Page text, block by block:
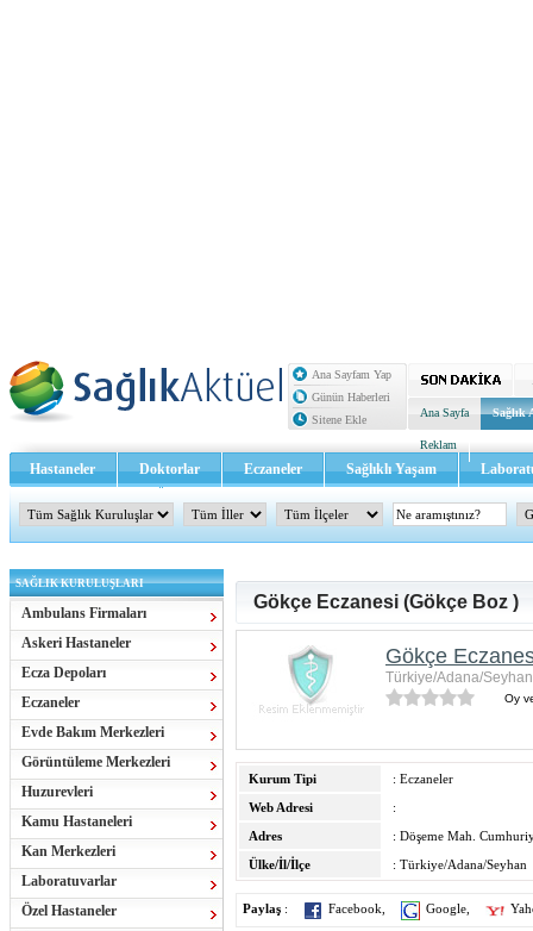
Ana Sayfam Yap
Günün Haberleri
Sitene Ekle
Ana Sayfa Sağlık
Reklam
Hastaneler Doktorlar Eczaneler Sağlıklı Yaşam
Sağlık TV - Video İletişim
SAĞLIK KURULUŞLARI
Ambulans Firmaları
Askeri Hastaneler
Ecza Depoları
Eczaneler
Evde Bakım Merkezleri
Görüntüleme Merkezleri
Huzurevleri
Kamu Hastaneleri
Kan Merkezleri
Laboratuvarlar
Özel Hastaneler
Gökçe Eczanesi (Gökçe Boz )
Gökçe
Türkiye/Adana/Seyhan
Oy
Kurum Tipi
: Eczaneler
Web Adresi
:
Adres
: Döşeme Mah.
Ülke/İl/İlçe
: Türkiye/Adana/Seyhan
Paylaş : Facebook Google